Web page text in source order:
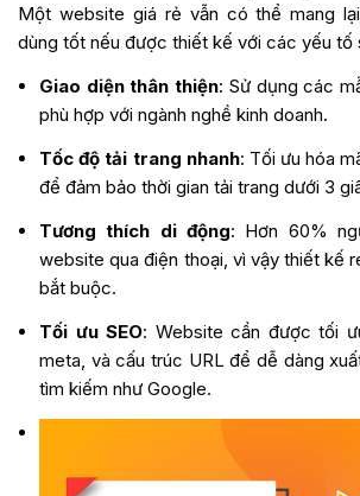
Một website giá rẻ vẫn có thể mang
dùng tốt nếu được thiết kế với các yếu tố
Giao diện thân thiện: Sử dụng các
phù hợp với ngành nghề kinh doanh.
Tốc độ tải trang nhanh: Tối ưu hóa
để đảm bảo thời gian tải trang dưới 3
Tương thích di động: Hơn 60%
website qua điện thoại, vì vậy thiết kế
bắt buộc.
Tối ưu SEO: Website cần được tối
meta, và cấu trúc URL để dễ dàng
tìm kiếm như Google.